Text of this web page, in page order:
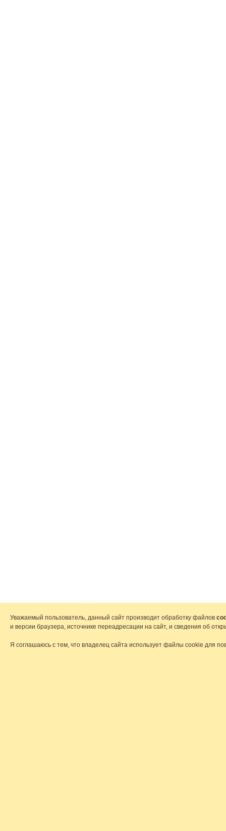
Уважаемый пользователь, данный сайт производит обработку файлов
и версии браузера, источнике переадресации на сайт, и сведения об
Я соглашаюсь с тем, что владелец сайта использует файлы cookie для